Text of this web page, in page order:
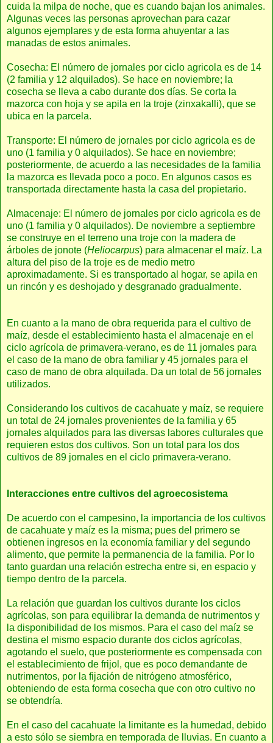
cuida la milpa de noche, que es cuando bajan los animales.
Algunas veces las personas aprovechan para cazar
algunos ejemplares y de esta forma ahuyentar a las
manadas de estos animales.
Cosecha: El número de jornales por ciclo agricola es de 14
(2 familia y 12 alquilados). Se hace en noviembre; la
cosecha se lleva a cabo durante dos días. Se corta la
mazorca con hoja y se apila en la troje (zinxakalli), que se
ubica en la parcela.
Transporte: El número de jornales por ciclo agricola es de
uno (1 familia y 0 alquilados). Se hace en noviembre;
posteriormente, de acuerdo a las necesidades de la familia
la mazorca es llevada poco a poco. En algunos casos es
transportada directamente hasta la casa del propietario.
Almacenaje: El número de jornales por ciclo agricola es de
uno (1 familia y 0 alquilados). De noviembre a septiembre
se construye en el terreno una troje con la madera de
árboles de jonote (Heliocarpus) para almacenar el maíz. La
altura del piso de la troje es de medio metro
aproximadamente. Si es transportado al hogar, se apila en
un rincón y es deshojado y desgranado gradualmente.
En cuanto a la mano de obra requerida para el cultivo de
maíz, desde el establecimiento hasta el almacenaje en el
ciclo agrícola de primavera-verano, es de 11 jornales para
el caso de la mano de obra familiar y 45 jornales para el
caso de mano de obra alquilada. Da un total de 56 jornales
utilizados.
Considerando los cultivos de cacahuate y maíz, se requiere
un total de 24 jornales provenientes de la familia y 65
jornales alquilados para las diversas labores culturales que
requieren estos dos cultivos. Son un total para los dos
cultivos de 89 jornales en el ciclo primavera-verano.
Interacciones entre cultivos del agroecosistema
De acuerdo con el campesino, la importancia de los cultivos
de cacahuate y maíz es la misma; pues del primero se
obtienen ingresos en la economía familiar y del segundo
alimento, que permite la permanencia de la familia. Por lo
tanto guardan una relación estrecha entre si, en espacio y
tiempo dentro de la parcela.
La relación que guardan los cultivos durante los ciclos
agrícolas, son para equilibrar la demanda de nutrimentos y
la disponibilidad de los mismos. Para el caso del maíz se
destina el mismo espacio durante dos ciclos agrícolas,
agotando el suelo, que posteriormente es compensada con
el establecimiento de frijol, que es poco demandante de
nutrimentos, por la fijación de nitrógeno atmosférico,
obteniendo de esta forma cosecha que con otro cultivo no
se obtendría.
En el caso del cacahuate la limitante es la humedad, debido
a esto sólo se siembra en temporada de lluvias. En cuanto a